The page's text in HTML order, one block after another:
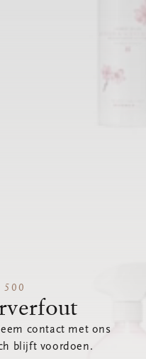
500
contact met ons
blijft voordoen.